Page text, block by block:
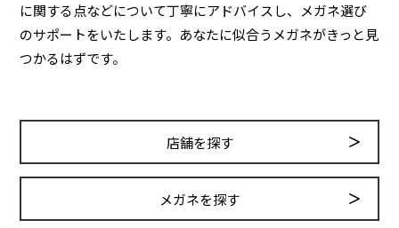
に関する点などについて丁寧にアドバイスし、メガネ選び
のサポートをいたします。あなたに似合うメガネがきっと見
つかるはずです。
店舗を探す
メガネを探す